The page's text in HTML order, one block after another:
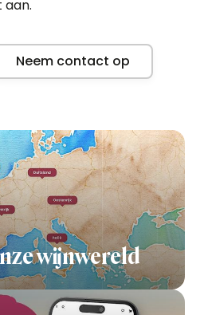
aan.
Neem contact op
wijnwereld